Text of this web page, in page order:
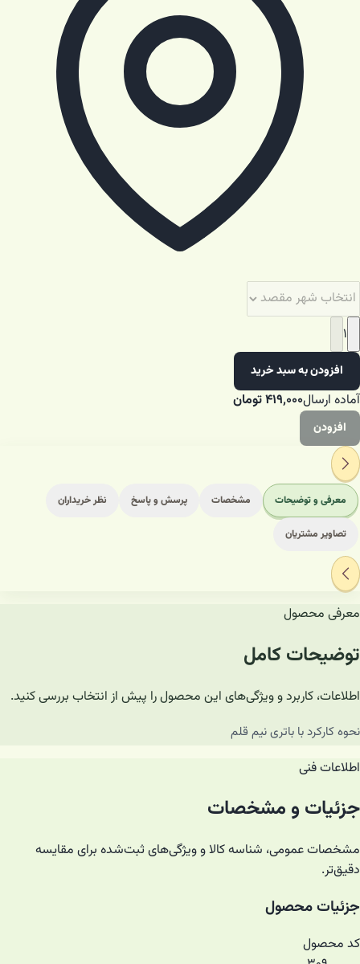
۱
افزودن به سبد خرید
آماده ارسال۴۱۹٬۰۰۰تومان
افزودن
معرفی و توضیحات مشخصات پرسش و پاسخ نظر خریداران
تصاویر مشتریان
معرفی محصول
توضیحات کامل
اطلاعات، کاربرد و ویژگی‌های این محصول را پیش از انتخاب بررسی کنید.
نحوه کارکرد با باتری نیم قلم
اطلاعات فنی
جزئیات و مشخصات
مشخصات عمومی، شناسه کالا و ویژگی‌های ثبت‌شده برای مقایسه
دقیق‌تر.
جزئیات محصول
کد محصول